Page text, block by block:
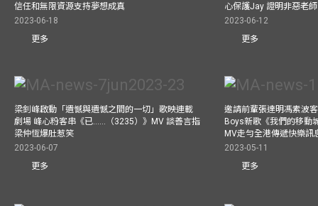
信任和無限資源支持夢想成真
2023-06-18
更多
心保護Jay 證明非惡老
2023-06-12
更多
梁釗峰啟動「遺憾與遺憾之間的一切」歌映連載
劇場 峰心粉客串《已……（3235）》MV 談善言指
梁仲恆爆肚惹笑
2023-06-07
更多
邀請前輩張達明馮素波
Boys新歌《我們的移動
MV走勻全港傳遞快樂訊
2023-05-11
更多